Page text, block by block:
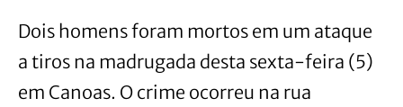
Dois homens foram mortos em um ataque
a tiros na madrugada desta sexta-feira (5)
em Canoas. O crime ocorreu na rua